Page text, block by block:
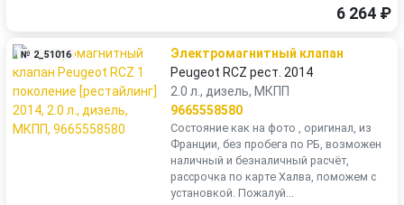
6 264 ₽
№ 2_51016
Электромагнитный клапан
Peugeot RCZ рест. 2014
2.0 л., дизель, МКПП
9665558580
Состояние как на фото , оригинал, из
Франции, без пробега по РБ, возможен
наличный и безналичный расчёт,
рассрочка по карте Халва, поможем с
установкой. Пожалуй...